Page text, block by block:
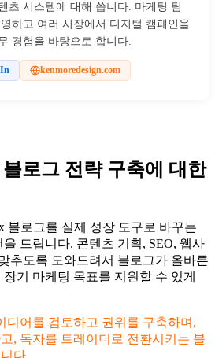
츠 시스템에 대해 씁니다. 마케팅 팀
하고 여러 시장에서 디지털 캠페인을
경험을 바탕으로 합니다.
kenmoredesign.com
로그 전략 구축에 대한
블로그를 실제 성장 도구로 바꾸는
드립니다. 콘텐츠 기획, SEO, 웹사
추도록 도와드려서 블로그가 올바른
기 마케팅 목표를 지원할 수 있게
디어를 검토하고 권위를 구축하며,
, 독자를 트레이더로 전환시키는 블